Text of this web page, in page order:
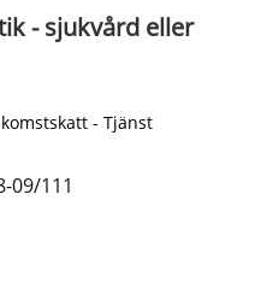
- sjukvård eller
- Tjänst
09/111